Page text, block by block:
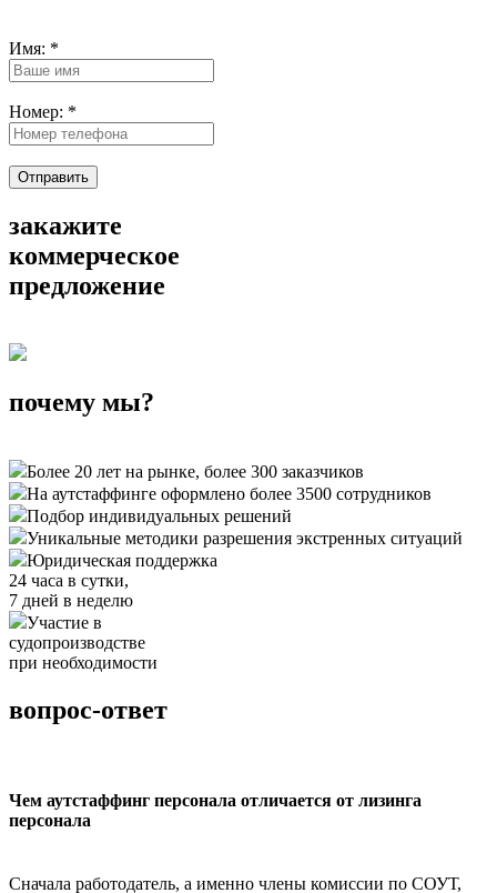
Имя: *
Номер: *
Отправить
закажите
коммерческое
предложение
почему мы?
Более 20 лет на рынке, более 300 заказчиков
На аутстаффинге оформлено более 3500 сотрудников
Подбор индивидуальных решений
Уникальные методики разрешения экстренных ситуаций
Юридическая поддержка
24 часа в сутки,
7 дней в неделю
Участие в
судопроизводстве
при необходимости
вопрос-ответ
Чем аутстаффинг персонала отличается от лизинга
персонала
Сначала работодатель, а именно члены комиссии по СОУТ,